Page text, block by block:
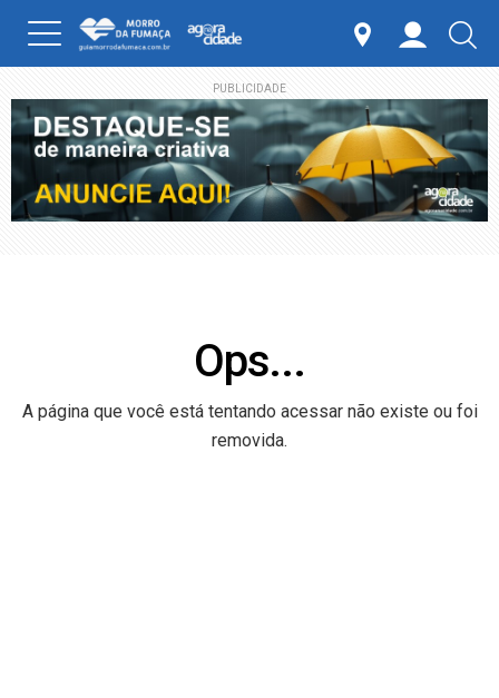
PUBLICIDADE
Ops...
A página que você está tentando acessar não existe ou foi
removida.